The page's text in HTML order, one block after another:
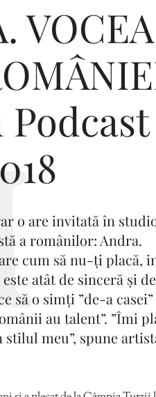
o are invitată în
a românilor: Andra.
cum să nu-ți placă,
atât de sinceră și
să o simți ”de-a
au talent”. ”Îmi
meu”, spune